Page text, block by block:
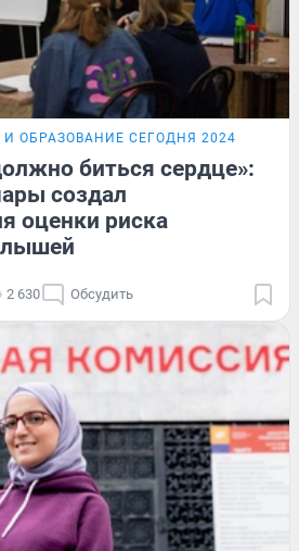
И ОБРАЗОВАНИЕ СЕГОДНЯ 2024
биться сердце»:
создал
оценки риска
2 630 Обсудить